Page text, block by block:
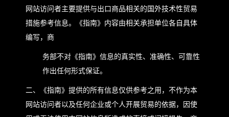
网站访问者主要提供与出口商品相关的国外技术性贸易
措施参考信息。《指南》内容由相关承担单位各自具体
编写，商
务部不对《指南》信息的真实性、准确性、可靠性
作出任何形式保证。
二、《指南》提供的所有信息仅供参考之用，不作为本
网站访问者以及任何企业或个人开展贸易的依据，因使